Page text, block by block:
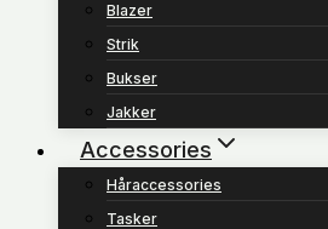
Blazer
Strik
Bukser
Jakker
Accessories
Håraccessories
Tasker